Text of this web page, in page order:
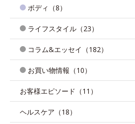
ボディ（8）
ライフスタイル（23）
コラム&エッセイ（182）
お買い物情報（10）
お客様エピソード（11）
ヘルスケア（18）